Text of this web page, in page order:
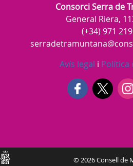
Consorci Serra de
General Riera,
(+34) 971
Avís legal i Política
Consell
© 2026 Consell de